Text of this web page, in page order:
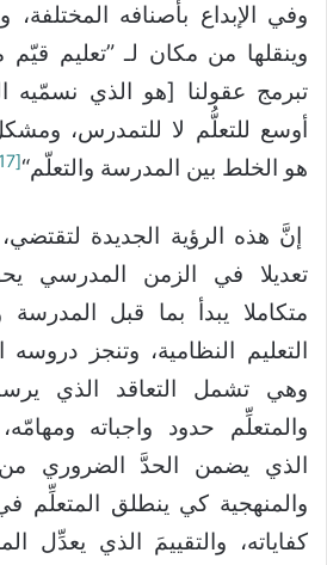
وفي الإبداع بأصنافه
وينقلها من مكان لـ ”تعليم
تبرمج عقولنا [هو الذي
أوسع للتعلُّم لا للتمدرس،
هو الخلط بين المدرسة والتعلّم“[17]
إنَّ هذه الرؤية الجديدة
تعديلا في الزمن المدرسي
متكاملا يبدأ بما قبل
التعليم النظامية، وتنجز
وهي تشمل التعاقد الذي
والمتعلِّم حدود واجباته
الذي يضمن الحدَّ الضروري
والمنهجية كي ينطلق المتعلِّم
كفاياته، والتقييمَ الذي يعدِّل